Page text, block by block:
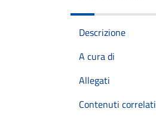
Descrizione
A cura di
Allegati
Contenuti correlati